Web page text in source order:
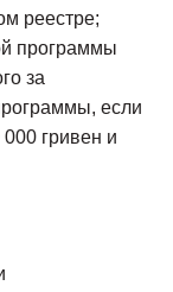
реестре;
программы
за
если
гривен и